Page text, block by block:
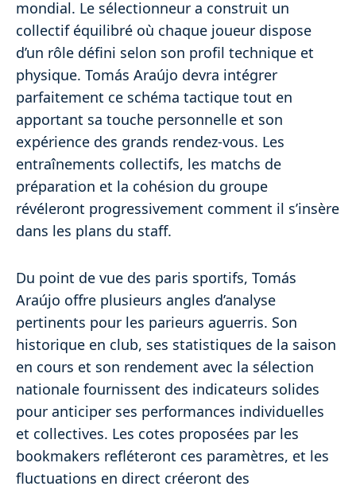
mondial. Le sélectionneur a construit un
collectif équilibré où chaque joueur dispose
d’un rôle défini selon son profil technique et
physique. Tomás Araújo devra intégrer
parfaitement ce schéma tactique tout en
apportant sa touche personnelle et son
expérience des grands rendez-vous. Les
entraînements collectifs, les matchs de
préparation et la cohésion du groupe
révéleront progressivement comment il s’insère
dans les plans du staff.
Du point de vue des paris sportifs, Tomás
Araújo offre plusieurs angles d’analyse
pertinents pour les parieurs aguerris. Son
historique en club, ses statistiques de la saison
en cours et son rendement avec la sélection
nationale fournissent des indicateurs solides
pour anticiper ses performances individuelles
et collectives. Les cotes proposées par les
bookmakers refléteront ces paramètres, et les
fluctuations en direct créeront des